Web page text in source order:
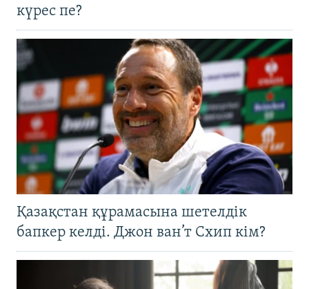
күрес пе?
Қазақстан құрамасына шетелдік
бапкер келді. Джон ван’т Схип кім?